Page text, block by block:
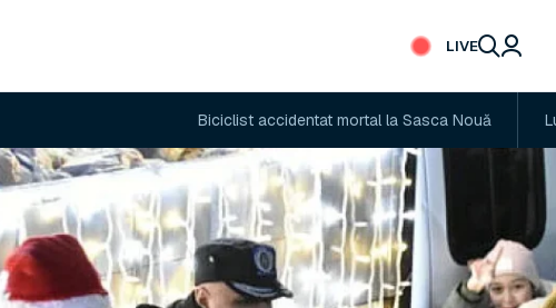
LIVE
Biciclist accidentat mortal la Sasca Nouă Lucrări în